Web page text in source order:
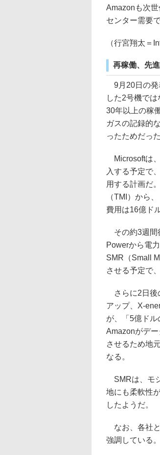
Amazonも次
センター需要
（行宮翔太＝
再稼働、先
9月20日の発
した2号機で
30年以上の稼
ガスの記録的
ったためだった
Microsoftは
入する予定で
用する計画だ
（TMI）から
費用は16億ド
その約3週間
Powerから電
SMR（Small
させる予定で
さらに2日後
アップ、X-
が、「5億ドル
Amazonがデ
させるため地
なる。
SMRは、モ
地にも柔軟性
したようだ。
なお、各社
強調している。